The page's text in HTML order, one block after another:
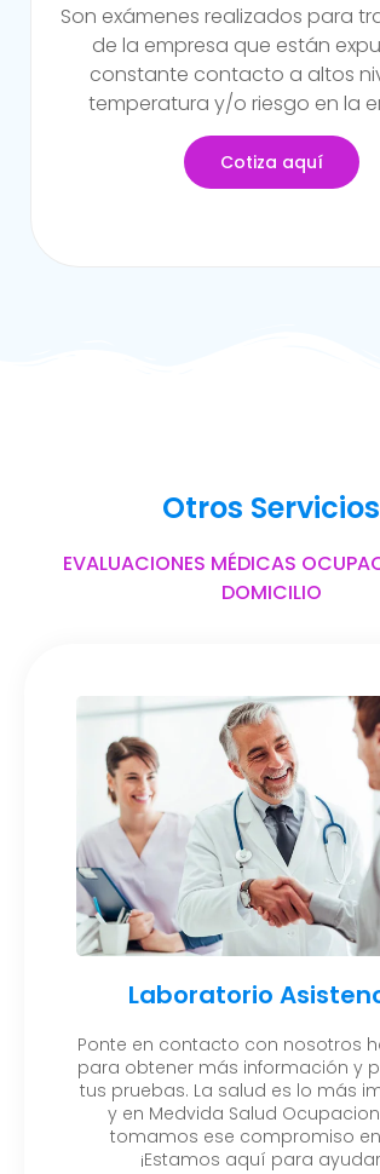
Este examen se realiza al
incorpora a la organización
sufrido alguna incapacidad
del trabajo.
Cotiza aquí
Otros Servicios
EVALUACIONES MÉDICAS
DOMICILIO
Laboratorio
Ponte en contacto con nosotros
para obtener más información y
tus pruebas. La salud es lo más
y en Medvida Salud
tomamos ese compromiso
¡Estamos aquí para